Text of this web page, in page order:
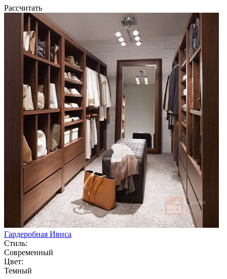
Рассчитать
Гардеробная Ивиса
Стиль:
Современный
Цвет:
Темный